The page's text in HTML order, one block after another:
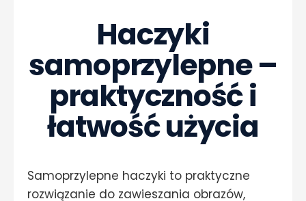
Haczyki
samoprzylepne –
praktyczność i
łatwość użycia
Samoprzylepne haczyki to praktyczne
rozwiązanie do zawieszania obrazów,